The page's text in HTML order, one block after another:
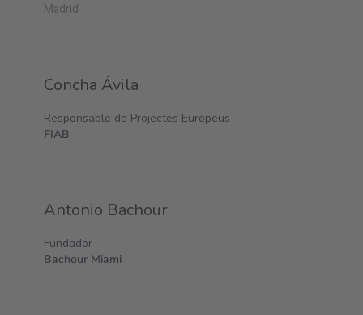
Madrid
Concha Ávila
Responsable de Projectes Europeus
FIAB
Antonio Bachour
Fundador
Bachour Miami